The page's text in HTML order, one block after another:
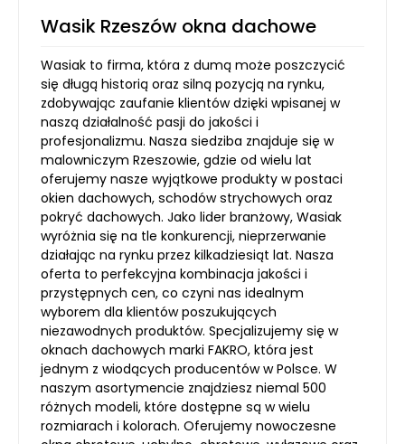
Wasik Rzeszów okna dachowe
Wasiak to firma, która z dumą może poszczycić
się długą historią oraz silną pozycją na rynku,
zdobywając zaufanie klientów dzięki wpisanej w
naszą działalność pasji do jakości i
profesjonalizmu. Nasza siedziba znajduje się w
malowniczym Rzeszowie, gdzie od wielu lat
oferujemy nasze wyjątkowe produkty w postaci
okien dachowych, schodów strychowych oraz
pokryć dachowych. Jako lider branżowy, Wasiak
wyróżnia się na tle konkurencji, nieprzerwanie
działając na rynku przez kilkadziesiąt lat. Nasza
oferta to perfekcyjna kombinacja jakości i
przystępnych cen, co czyni nas idealnym
wyborem dla klientów poszukujących
niezawodnych produktów. Specjalizujemy się w
oknach dachowych marki FAKRO, która jest
jednym z wiodących producentów w Polsce. W
naszym asortymencie znajdziesz niemal 500
różnych modeli, które dostępne są w wielu
rozmiarach i kolorach. Oferujemy nowoczesne